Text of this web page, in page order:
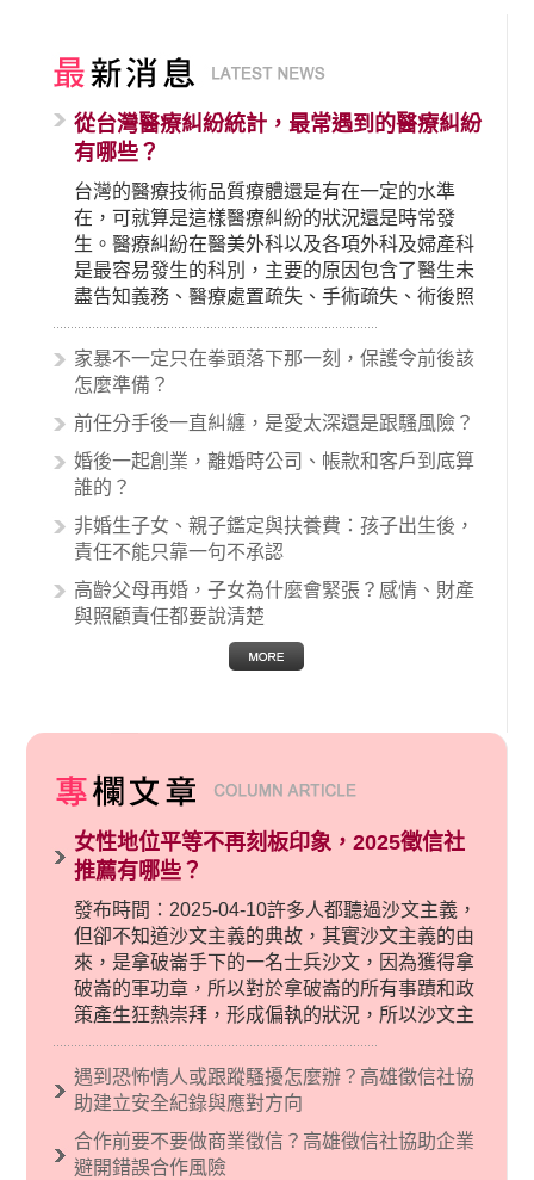
從台灣醫療糾紛統計，最常遇到的醫療糾紛
有哪些？
台灣的醫療技術品質療體還是有在一定的水準
在，可就算是這樣醫療糾紛的狀況還是時常發
生。醫療糾紛在醫美外科以及各項外科及婦產科
是最容易發生的科別，主要的原因包含了醫生未
盡告知義務、醫療處置疏失、手術疏失、術後照
顧失當、醫療費用的收取。雖然醫學進步，但醫
生與病患之間引起的糾紛還是經常發生。很多案
例中最後都走向訴訟流程，我們如果不幸遇到相
的內容其實非常多，有些案例…
家暴不一定只在拳頭落下那一刻，保護令前後該
怎麼準備？
前任分手後一直糾纏，是愛太深還是跟騷風險？
婚後一起創業，離婚時公司、帳款和客戶到底算
誰的？
非婚生子女、親子鑑定與扶養費：孩子出生後，
責任不能只靠一句不承認
高齡父母再婚，子女為什麼會緊張？感情、財產
與照顧責任都要說清楚
女性地位平等不再刻板印象，2025徵信社
推薦有哪些？
發布時間：2025-04-10許多人都聽過沙文主義，
但卻不知道沙文主義的典故，其實沙文主義的由
來，是拿破崙手下的一名士兵沙文，因為獲得拿
破崙的軍功章，所以對於拿破崙的所有事蹟和政
策產生狂熱崇拜，形成偏執的狀況，所以沙文主
義後來就被拿來暗指偏見和歧視，而且有沙文主
義傾向的人，通常對於自己的國家和民族有超強
烈的卓越感，因而瞧不起其他國家的人，所以沙
現了男性沙文…
遇到恐怖情人或跟蹤騷擾怎麼辦？高雄徵信社協
助建立安全紀錄與應對方向
合作前要不要做商業徵信？高雄徵信社協助企業
避開錯誤合作風險